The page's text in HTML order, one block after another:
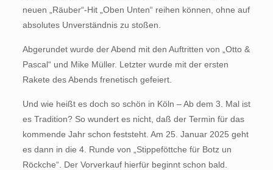
neuen „Räuber“-Hit „Oben Unten“ reihen können, ohne auf
absolutes Unverständnis zu stoßen.
Abgerundet wurde der Abend mit den Auftritten von „Otto &
Pascal“ und Mike Müller. Letzter wurde mit der ersten
Rakete des Abends frenetisch gefeiert.
Und wie heißt es doch so schön in Köln – Ab dem 3. Mal ist
es Tradition? So wundert es nicht, daß der Termin für das
kommende Jahr schon feststeht. Am 25. Januar 2025 geht
es dann in die 4. Runde von „Stippeföttche für Botz un
Röckche“. Der Vorverkauf hierfür beginnt schon bald.